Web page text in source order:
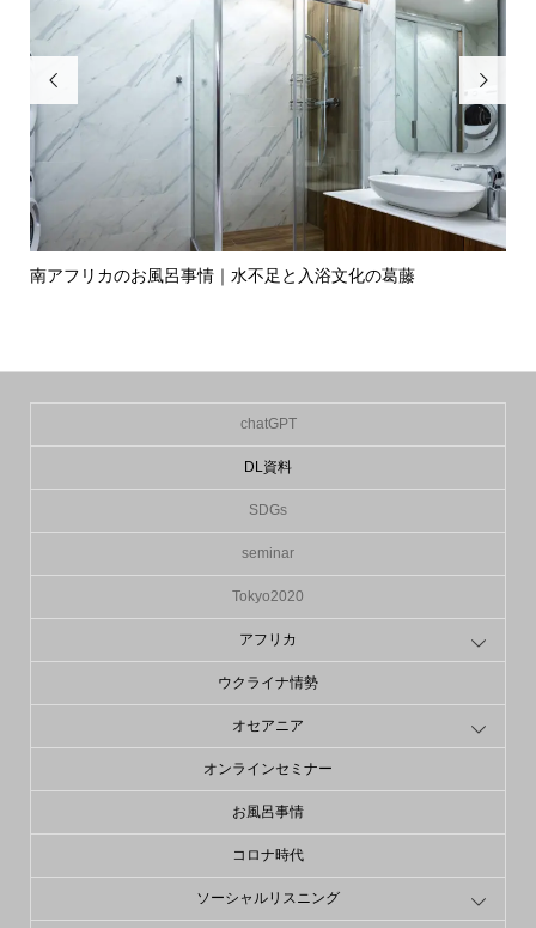

南アフリカのお風呂事情｜水不足と入浴文化の葛藤

chatGPT
DL資料
SDGs
seminar
Tokyo2020
アフリカ
ウクライナ情勢
オセアニア
オンラインセミナー
お風呂事情
コロナ時代
ソーシャルリスニング